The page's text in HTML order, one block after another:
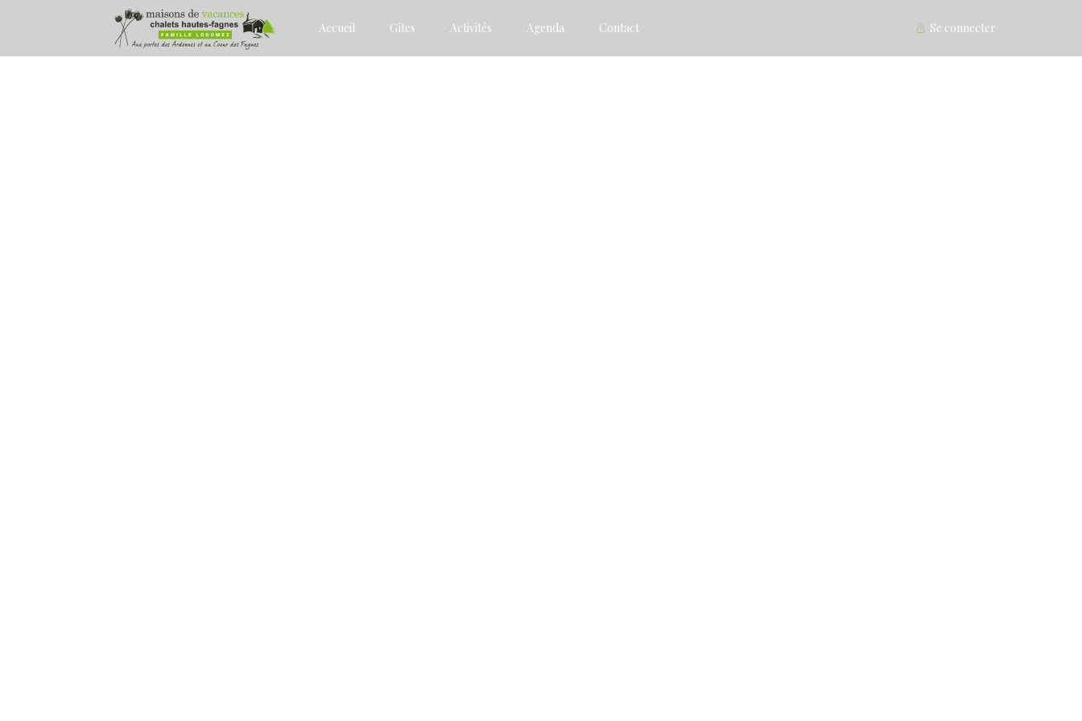
Se connecter
Accueil Gîtes Activités Agenda Contact